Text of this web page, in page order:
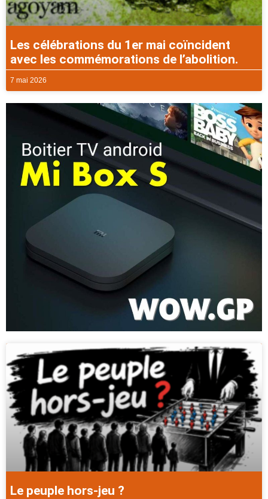
Les célébrations du 1er mai coïncident
avec les commémorations de l’abolition.
7 mai 2026
Le peuple hors-jeu ?